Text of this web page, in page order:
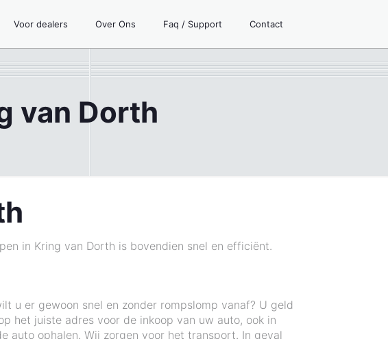
Voor dealers Over Ons Faq / Support Contact
van Dorth
in Kring van Dorth is bovendien snel en efficiënt.
u er gewoon snel en zonder rompslomp vanaf? U geld
het juiste adres voor de inkoop van uw auto, ook in
auto ophalen. Wij zorgen voor het transport. In geval